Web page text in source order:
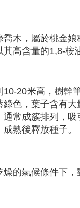
木，屬於桃金
高含量的1,8-桉
20米高，樹幹
色，葉子含有
常成簇排列，吸
熟後釋放種子。
的氣候條件下